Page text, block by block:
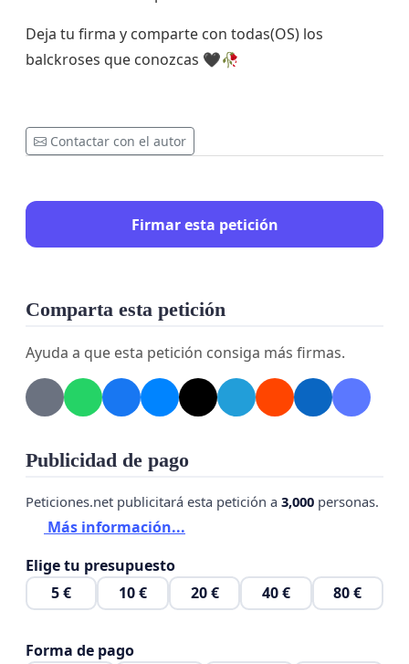
Deja tu firma y comparte con todas(OS) los
balckroses que conozcas 🖤🥀
Contactar con el autor
Firmar esta petición
Comparta esta petición
Ayuda a que esta petición consiga más firmas.
Publicidad de pago
Peticiones.net publicitará esta petición a 3,000 personas.
Más información...
Elige tu presupuesto
5 €
10 € 20 € 40 € 80 €
Forma de pago